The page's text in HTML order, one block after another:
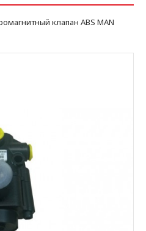
клапан ABS MAN